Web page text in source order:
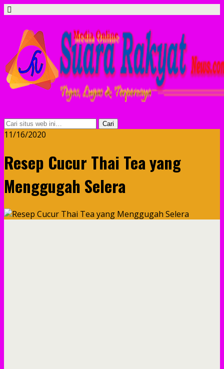
11/16/2020
Resep Cucur Thai Tea yang
Menggugah Selera